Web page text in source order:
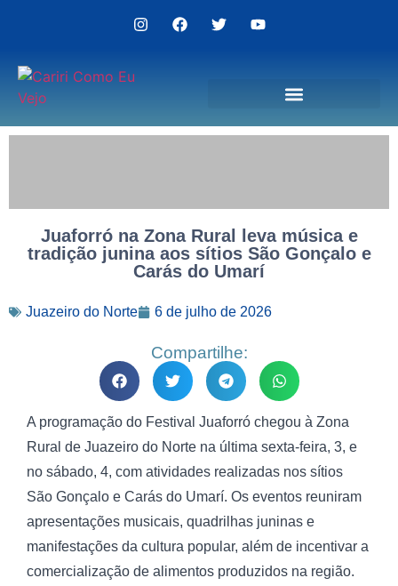
Juaforró na Zona Rural leva música e
tradição junina aos sítios São Gonçalo e
Carás do Umarí
Juazeiro do Norte 6 de julho de 2026
Compartilhe:
A programação do Festival Juaforró chegou à Zona
Rural de Juazeiro do Norte na última sexta-feira, 3, e
no sábado, 4, com atividades realizadas nos sítios
São Gonçalo e Carás do Umarí. Os eventos reuniram
apresentações musicais, quadrilhas juninas e
manifestações da cultura popular, além de incentivar a
comercialização de alimentos produzidos na região.